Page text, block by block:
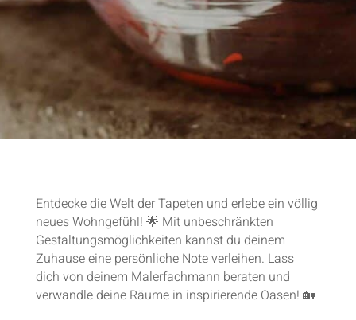
Entdecke die Welt der Tapeten und erlebe ein völlig
neues Wohngefühl! 🌟 Mit unbeschränkten
Gestaltungsmöglichkeiten kannst du deinem
Zuhause eine persönliche Note verleihen. Lass
dich von deinem Malerfachmann beraten und
verwandle deine Räume in inspirierende Oasen! 🏡